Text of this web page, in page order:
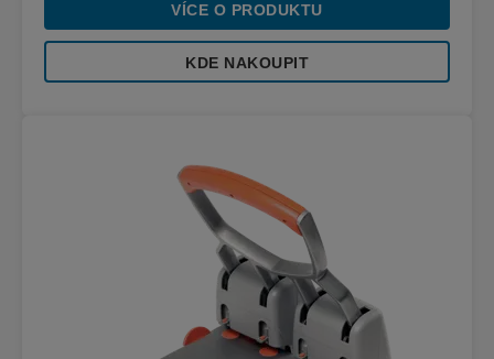
VÍCE O PRODUKTU
KDE NAKOUPIT